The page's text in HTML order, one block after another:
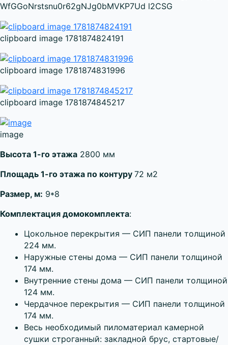
clipboard image 1781874824191
clipboard image 1781874831996
clipboard image 1781874845217
image
Высота 1-го этажа 2800 мм
Площадь 1-го этажа по контуру 72 м2
Размер, м: 9*8
Комплектация домокомплекта:
Цокольное перекрытия — СИП панели толщиной
224 мм.
Наружные стены дома — СИП панели толщиной
174 мм.
Внутренние стены дома — СИП панели толщиной
124 мм.
Чердачное перекрытия — СИП панели толщиной
174 мм.
Весь необходимый пиломатериал камерной
сушки строганный: закладной брус, стартовые/